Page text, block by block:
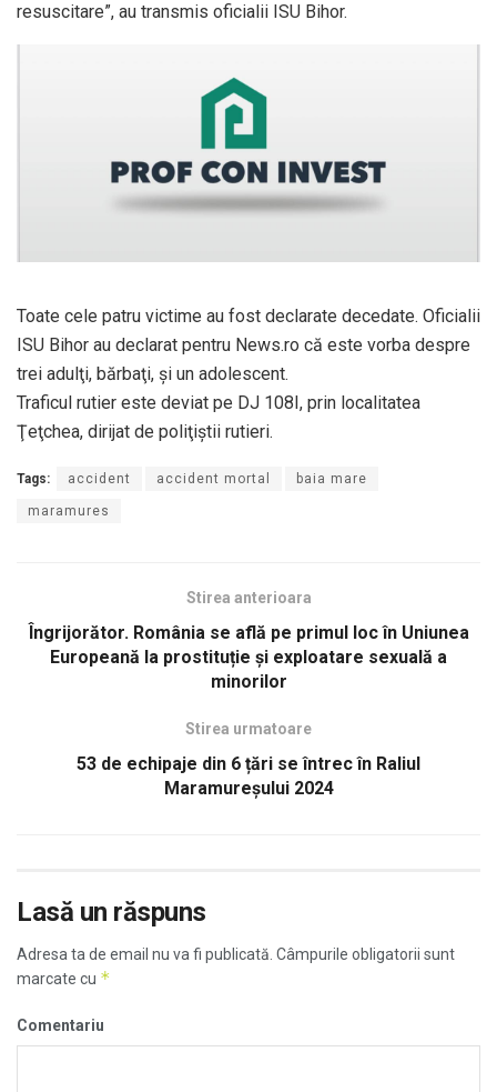
resuscitare”, au transmis oficialii ISU Bihor.
Toate cele patru victime au fost declarate decedate. Oficialii
ISU Bihor au declarat pentru News.ro că este vorba despre
trei adulţi, bărbaţi, şi un adolescent.
Traficul rutier este deviat pe DJ 108I, prin localitatea
Ţeţchea, dirijat de poliţiştii rutieri.
Tags: accident accident mortal baia mare
maramures
Stirea anterioara
Îngrijorător. România se află pe primul loc în Uniunea
Europeană la prostituție și exploatare sexuală a
minorilor
Stirea urmatoare
53 de echipaje din 6 țări se întrec în Raliul
Maramureșului 2024
Lasă un răspuns
Adresa ta de email nu va fi publicată. Câmpurile obligatorii sunt
marcate cu *
Comentariu